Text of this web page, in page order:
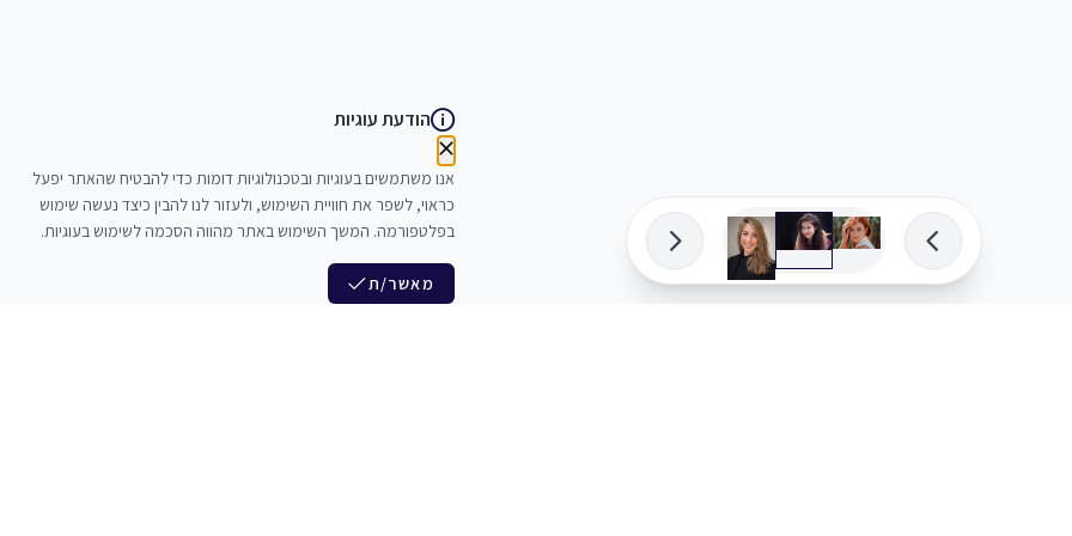
הודעת עוגיות
אנו משתמשים בעוגיות ובטכנולוגיות דומות כדי להבטיח שהאתר יפעל
כראוי, לשפר את חוויית השימוש, ולעזור לנו להבין כיצד נעשה שימוש
בפלטפורמה. המשך השימוש באתר מהווה הסכמה לשימוש בעוגיות.
מאשר/ת